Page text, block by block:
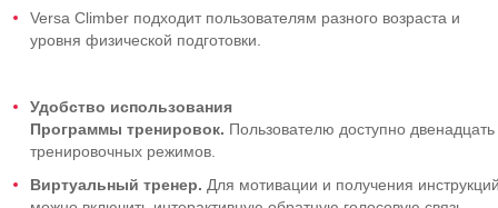
Versa Climber подходит пользователям разного возраста и
уровня физической подготовки.
Удобство использования
Программы тренировок. Пользователю доступно двенадцать
тренировочных режимов.
Виртуальный тренер. Для мотивации и получения